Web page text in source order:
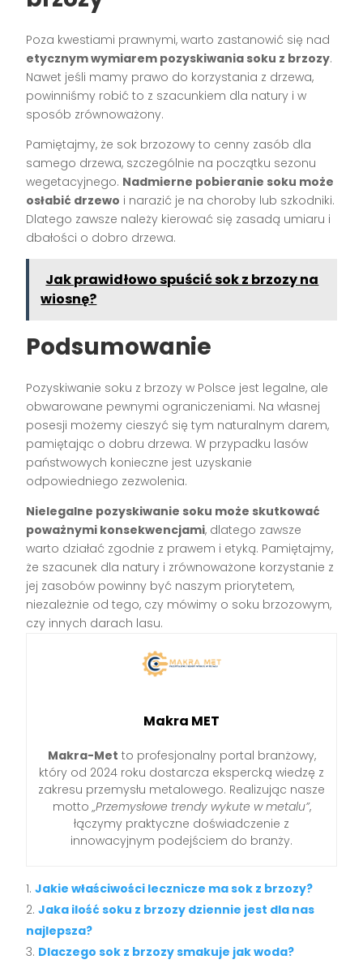
Poza kwestiami prawnymi, warto zastanowić się nad
etycznym wymiarem pozyskiwania soku z brzozy.
Nawet jeśli mamy prawo do korzystania z drzewa,
powinniśmy robić to z szacunkiem dla natury i w
sposób zrównoważony.
Pamiętajmy, że sok brzozowy to cenny zasób dla
samego drzewa, szczególnie na początku sezonu
wegetacyjnego. Nadmierne pobieranie soku może
osłabić drzewo i narazić je na choroby lub szkodniki.
Dlatego zawsze należy kierować się zasadą umiaru i
dbałości o dobro drzewa.
Jak prawidłowo spuścić sok z brzozy na
wiosnę?
Podsumowanie
Pozyskiwanie soku z brzozy w Polsce jest legalne, ale
obwarowane pewnymi ograniczeniami. Na własnej
posesji możemy cieszyć się tym naturalnym darem,
pamiętając o dobru drzewa. W przypadku lasów
państwowych konieczne jest uzyskanie
odpowiedniego zezwolenia.
Nielegalne pozyskiwanie soku może skutkować
poważnymi konsekwencjami, dlatego zawsze
warto działać zgodnie z prawem i etyką. Pamiętajmy,
że szacunek dla natury i zrównoważone korzystanie z
jej zasobów powinny być naszym priorytetem,
niezależnie od tego, czy mówimy o soku brzozowym,
czy innych darach lasu.
Makra MET
Makra-Met to profesjonalny portal branżowy,
który od 2024 roku dostarcza ekspercką wiedzę z
zakresu przemysłu metalowego. Realizując nasze
motto„Przemysłowe trendy wykute w metalu”,
łączymy praktyczne doświadczenie z
innowacyjnym podejściem do branży.
Jakie właściwości lecznicze ma sok z brzozy?
Jaka ilość soku z brzozy dziennie jest dla nas
najlepsza?
Dlaczego sok z brzozy smakuje jak woda?